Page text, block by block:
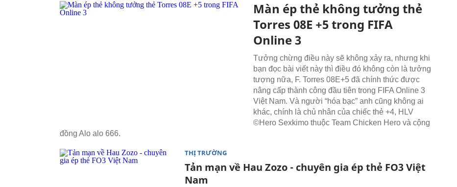
Màn ép thẻ không tưởng thẻ
Torres 08E +5 trong FIFA
Online 3
Tưởng chừng điều này sẽ không xảy ra, nhưng khi
bạn đọc bài viết này thì điều đó không còn là tưởng
tượng nữa, F. Torres 08E+5 đã chính thức được
nâng cấp thành công đầu tiên trong FIFA Online 3
Việt Nam. Và người “hóa bạc” anh cũng không ai
khác, chính là chủ nhân của chiếc thẻ +4, HLV
©Hero Sexkimo thuộc Team Chicken Hero và cộng
đồng Alo alo 666.
THỊ TRƯỜNG
Tản mạn về Hau Zozo - chuyên gia ép thẻ FO3 Việt
Nam